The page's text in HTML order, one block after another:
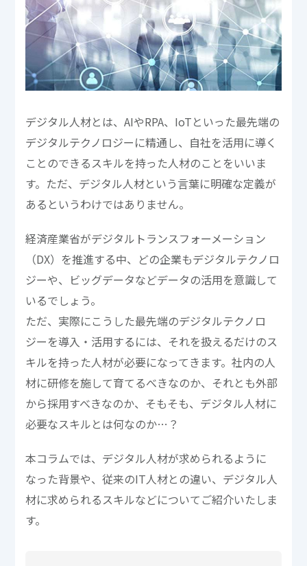
デジタル人材とは、AIやRPA、IoTといった最先端の
デジタルテクノロジーに精通し、自社を活用に導く
ことのできるスキルを持った人材のことをいいま
す。ただ、デジタル人材という言葉に明確な定義が
あるというわけではありません。
経済産業省がデジタルトランスフォーメーション
（DX）を推進する中、どの企業もデジタルテクノロ
ジーや、ビッグデータなどデータの活用を意識して
いるでしょう。
ただ、実際にこうした最先端のデジタルテクノロ
ジーを導入・活用するには、それを扱えるだけのス
キルを持った人材が必要になってきます。社内の人
材に研修を施して育てるべきなのか、それとも外部
から採用すべきなのか、そもそも、デジタル人材に
必要なスキルとは何なのか…？
本コラムでは、デジタル人材が求められるように
なった背景や、従来のIT人材との違い、デジタル人
材に求められるスキルなどについてご紹介いたしま
す。